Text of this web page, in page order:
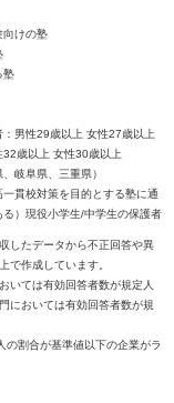
向けの塾
塾
男性29歳以上 女性27歳以上
歳以上 女性30歳以上
岐阜県、三重県）
貫校対策を目的とする塾に通
）現役小学生/中学生の保護者
したデータから不正回答や異
で作成しています。
いては有効回答者数が規定人
においては有効回答者数が規
割合が基準値以下の企業がラ